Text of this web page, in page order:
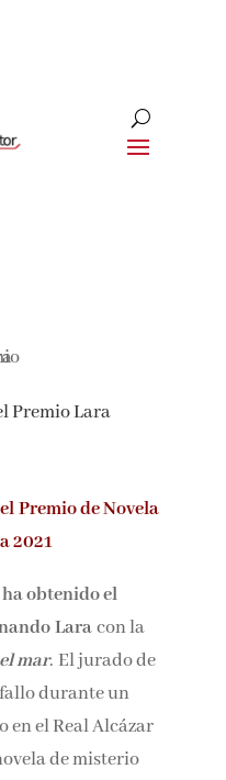
Premio Lara
Premio de Novela
2021
obtenido el
Laracon la
mar. El jurado de
durante un
en el Real Alcázar
de misterio
amantes de la
y condiciones